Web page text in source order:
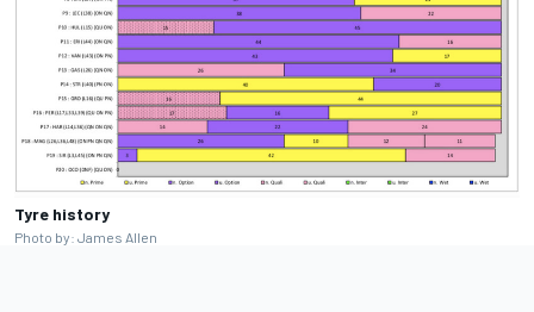
Tyre history
Photo by: James Allen